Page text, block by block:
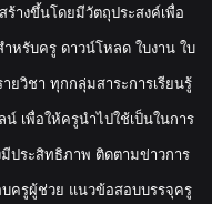
างขึ้นโดยมีวัตถุประสงค์เพื่อ
หรับครู ดาวน์โหลด ใบงาน ใบ
วิชา ทุกกลุ่มสาระการเรียนรู้
เพื่อให้ครูนำไปใช้เป็นในการ
ประสิทธิภาพ ติดตามข่าวการ
ครูผู้ช่วย แนวข้อสอบบรรจุครู